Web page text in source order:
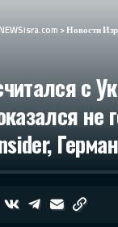
>Новости
с
не